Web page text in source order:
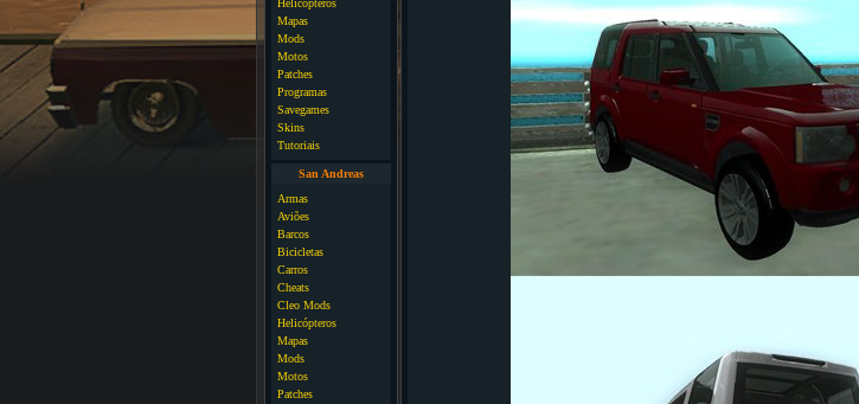
Helicópteros
Mapas
Mods
Motos
Patches
Programas
Savegames
Skins
Tutoriais
San Andreas
Armas
Aviões
Barcos
Bicicletas
Carros
Cheats
Cleo Mods
Helicópteros
Mapas
Mods
Motos
Patches